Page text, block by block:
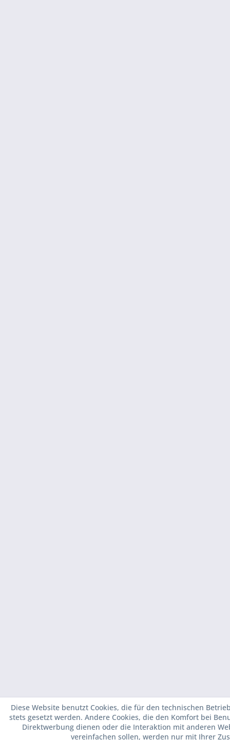
Diese Website benutzt Cookies, die für den technischen
stets gesetzt werden. Andere Cookies, die den Komfort bei
Direktwerbung dienen oder die Interaktion mit anderen
vereinfachen sollen, werden nur mit Ihrer